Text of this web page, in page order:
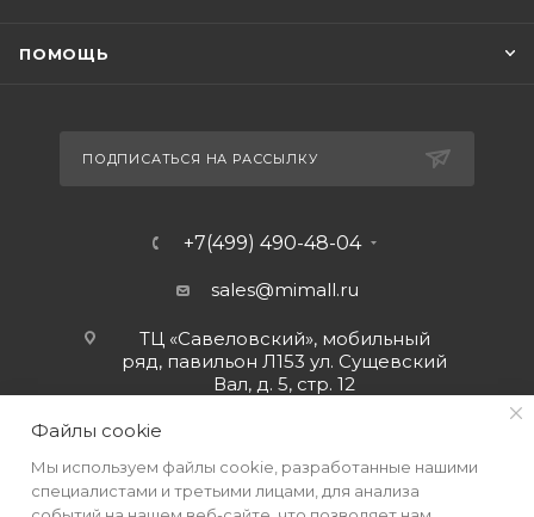
ПОМОЩЬ
ПОДПИСАТЬСЯ НА РАССЫЛКУ
+7(499) 490-48-04
sales@mimall.ru
ТЦ «Савеловский», мобильный
ряд, павильон Л153 ул. Сущевский
Вал, д. 5, стр. 12
Файлы cookie
Мы используем файлы cookie, разработанные нашими
специалистами и третьими лицами, для анализа